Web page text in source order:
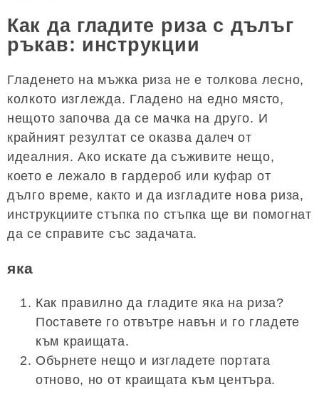
Как да гладите риза с дълъг
ръкав: инструкции
Гладенето на мъжка риза не е толкова лесно,
колкото изглежда. Гладено на едно място,
нещото започва да се мачка на друго. И
крайният резултат се оказва далеч от
идеалния. Ако искате да съживите нещо,
което е лежало в гардероб или куфар от
дълго време, както и да изгладите нова риза,
инструкциите стъпка по стъпка ще ви помогнат
да се справите със задачата.
яка
Как правилно да гладите яка на риза?
Поставете го отвътре навън и го гладете
към краищата.
Обърнете нещо и изгладете портата
отново, но от краищата към центъра.